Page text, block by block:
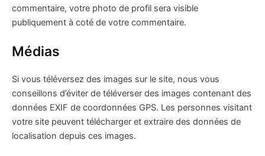
commentaire, votre photo de profil sera visible
publiquement à coté de votre commentaire.
Médias
Si vous téléversez des images sur le site, nous vous
conseillons d’éviter de téléverser des images contenant des
données EXIF de coordonnées GPS. Les personnes visitant
votre site peuvent télécharger et extraire des données de
localisation depuis ces images.